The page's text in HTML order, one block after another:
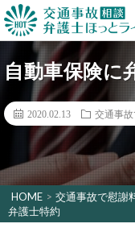
自動車保険に
2020.02.13 交通事故
HOME > 交通事故で慰謝
弁護士特約